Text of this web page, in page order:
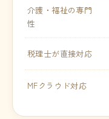
介護・福祉の専門
性
税理士が直接対応
MFクラウド対応